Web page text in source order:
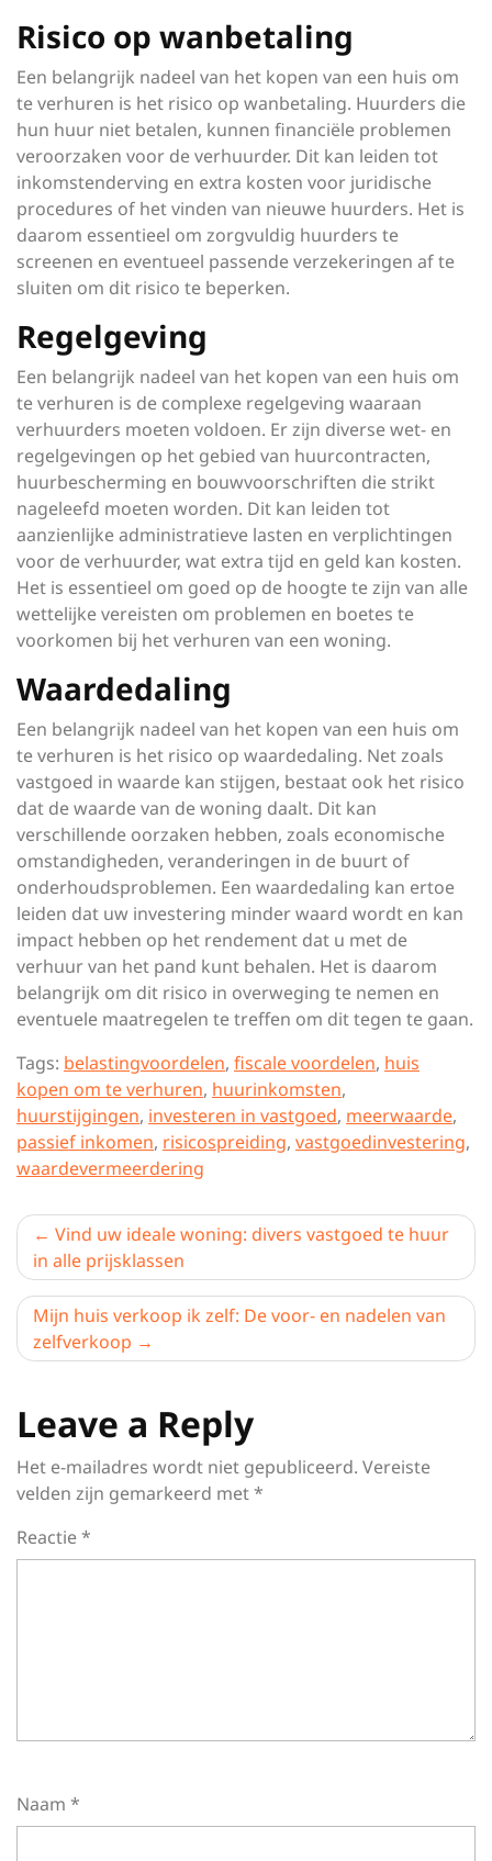
Risico op wanbetaling
Een belangrijk nadeel van het kopen van een huis om
te verhuren is het risico op wanbetaling. Huurders die
hun huur niet betalen, kunnen financiële problemen
veroorzaken voor de verhuurder. Dit kan leiden tot
inkomstenderving en extra kosten voor juridische
procedures of het vinden van nieuwe huurders. Het is
daarom essentieel om zorgvuldig huurders te
screenen en eventueel passende verzekeringen af te
sluiten om dit risico te beperken.
Regelgeving
Een belangrijk nadeel van het kopen van een huis om
te verhuren is de complexe regelgeving waaraan
verhuurders moeten voldoen. Er zijn diverse wet- en
regelgevingen op het gebied van huurcontracten,
huurbescherming en bouwvoorschriften die strikt
nageleefd moeten worden. Dit kan leiden tot
aanzienlijke administratieve lasten en verplichtingen
voor de verhuurder, wat extra tijd en geld kan kosten.
Het is essentieel om goed op de hoogte te zijn van alle
wettelijke vereisten om problemen en boetes te
voorkomen bij het verhuren van een woning.
Waardedaling
Een belangrijk nadeel van het kopen van een huis om
te verhuren is het risico op waardedaling. Net zoals
vastgoed in waarde kan stijgen, bestaat ook het risico
dat de waarde van de woning daalt. Dit kan
verschillende oorzaken hebben, zoals economische
omstandigheden, veranderingen in de buurt of
onderhoudsproblemen. Een waardedaling kan ertoe
leiden dat uw investering minder waard wordt en kan
impact hebben op het rendement dat u met de
verhuur van het pand kunt behalen. Het is daarom
belangrijk om dit risico in overweging te nemen en
eventuele maatregelen te treffen om dit tegen te gaan.
Tags: belastingvoordelen, fiscale voordelen, huis
kopen om te verhuren, huurinkomsten,
huurstijgingen, investeren in vastgoed, meerwaarde,
passief inkomen, risicospreiding, vastgoedinvestering,
waardevermeerdering
Berichtnavigatie
Vind uw ideale woning: divers vastgoed te huur
in alle prijsklassen
Mijn huis verkoop ik zelf: De voor- en nadelen van
zelfverkoop
Leave a Reply
Het e-mailadres wordt niet gepubliceerd. Vereiste
velden zijn gemarkeerd met*
Reactie*
Naam *